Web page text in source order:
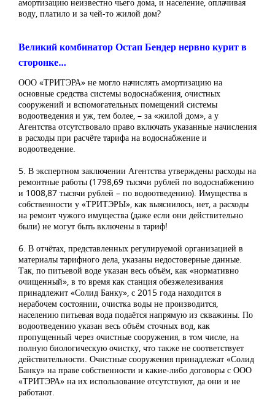
амортизацию неизвестно чьего дома, и население, оплачивая
воду, платило и за чей-то жилой дом?
Великий комбинатор Остап Бендер нервно курит в
сторонке…
ООО «ТРИТЭРА» не могло начислять амортизацию на
основные средства системы водоснабжения, очистных
сооружений и вспомогательных помещений системы
водоотведения и уж, тем более, – за «жилой дом», а у
Агентства отсутствовало право включать указанные начисления
в расходы при расчёте тарифа на водоснабжение и
водоотведение.
5. В экспертном заключении Агентства утверждены расходы на
ремонтные работы (1798,69 тысячи рублей по водоснабжению
и 1008,87 тысячи рублей – по водоотведению). Имущества в
собственности у «ТРИТЭРЫ», как выяснилось, нет, а расходы
на ремонт чужого имущества (даже если они действительно
были) не могут быть включены в тариф!
6. В отчётах, представленных регулируемой организацией в
материалы тарифного дела, указаны недостоверные данные.
Так, по питьевой воде указан весь объём, как «нормативно
очищенный», в то время как станция обезжелезивания
принадлежит «Солид Банку», с 2015 года находится в
нерабочем состоянии, очистка воды не производится,
населению питьевая вода подаётся напрямую из скважины. По
водоотведению указан весь объём сточных вод, как
пропущенный через очистные сооружения, в том числе, на
полную биологическую очистку, что также не соответствует
действительности. Очистные сооружения принадлежат «Солид
Банку» на праве собственности и какие-либо договоры с ООО
«ТРИТЭРА» на их использование отсутствуют, да они и не
работают.